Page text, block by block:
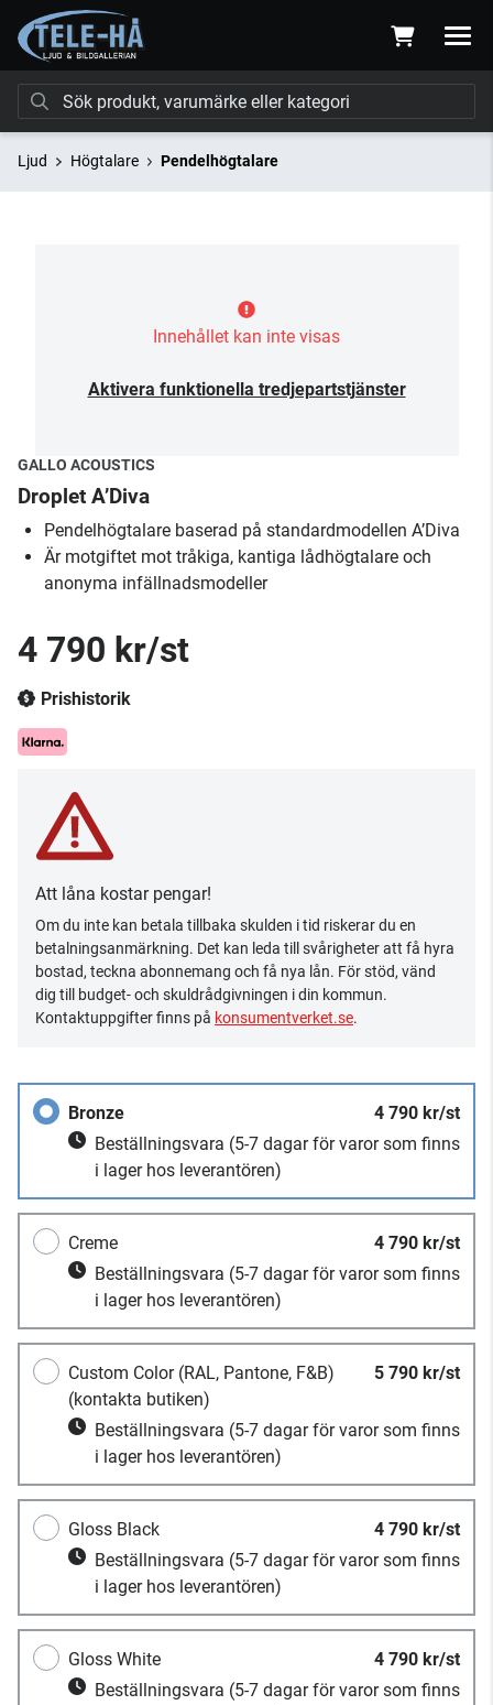
Ljud Högtalare Pendelhögtalare
Innehållet kan inte visas
Aktivera funktionella tredjepartstjänster
GALLO ACOUSTICS
Droplet A’Diva
Pendelhögtalare baserad på standardmodellen A’Diva
Är motgiftet mot tråkiga, kantiga lådhögtalare och
anonyma infällnadsmodeller
4 790 kr/st
Prishistorik
Att låna kostar pengar!
Om du inte kan betala tillbaka skulden i tid riskerar du en
betalningsanmärkning. Det kan leda till svårigheter att få hyra
bostad, teckna abonnemang och få nya lån. För stöd, vänd
dig till budget- och skuldrådgivningen i din kommun.
Kontaktuppgifter finns på konsumentverket.se.
Bronze
4 790 kr/st
Beställningsvara (5-7 dagar för varor som finns
i lager hos leverantören)
Creme
4 790 kr/st
Beställningsvara (5-7 dagar för varor som finns
i lager hos leverantören)
Custom Color (RAL, Pantone, F&B)
(kontakta butiken)
5 790 kr/st
Beställningsvara (5-7 dagar för varor som finns
i lager hos leverantören)
Gloss Black
4 790 kr/st
Beställningsvara (5-7 dagar för varor som finns
i lager hos leverantören)
Gloss White
4 790 kr/st
Beställningsvara (5-7 dagar för varor som finns